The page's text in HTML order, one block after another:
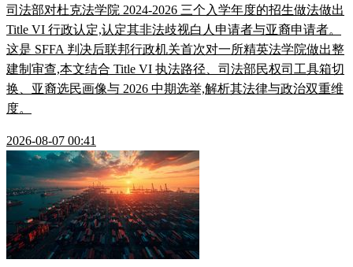
司法部对杜克法学院 2024-2026 三个入学年度的招生做法做出
Title VI 行政认定,认定其非法歧视白人申请者与亚裔申请者。
这是 SFFA 判决后联邦行政机关首次对一所精英法学院做出整
建制审查,本文结合 Title VI 执法路径、司法部民权司工具箱切
换、亚裔选民画像与 2026 中期选举,解析其法律与政治双重维
度。
2026-08-07 00:41